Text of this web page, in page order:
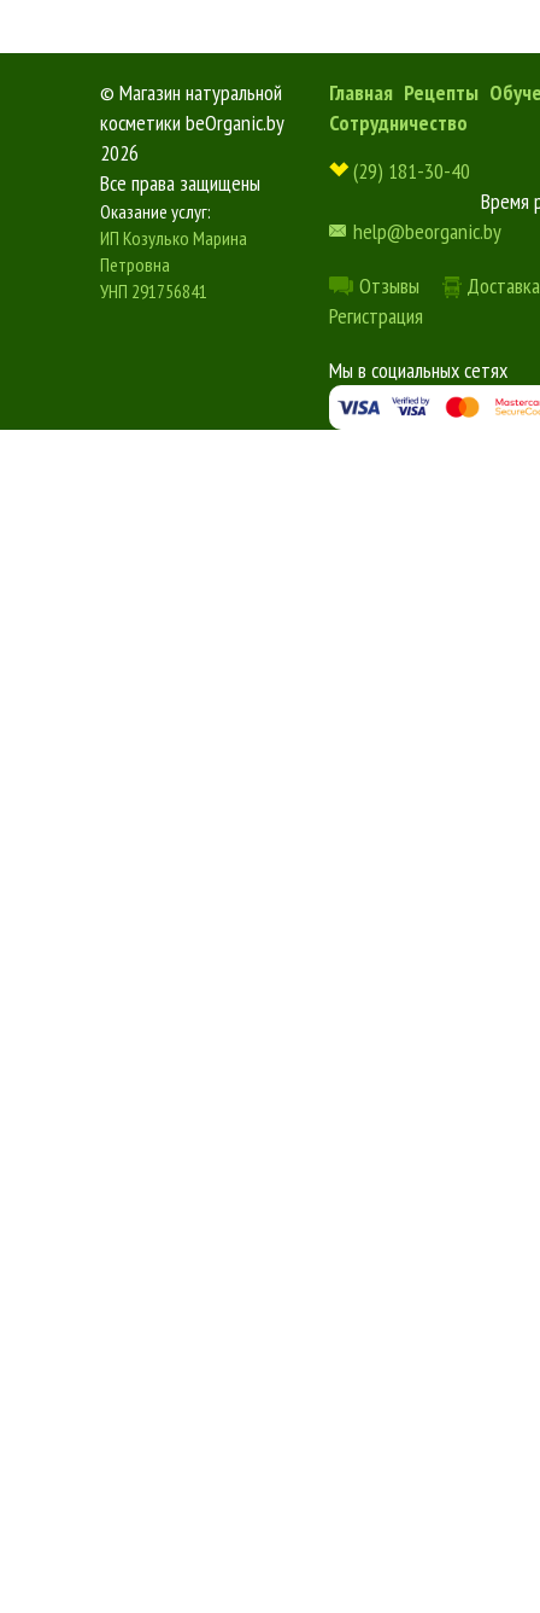
© Магазин натуральной
косметики beOrganic.by
2026
Все права защищены
Оказание услуг:
ИП Козулько Марина
Петровна
УНП 291756841
Главная Рецепты
Сотрудничество
(29) 181-30-40
Время
help@beorganic.by
Отзывы
Регистрация
Мы в социальных сетях